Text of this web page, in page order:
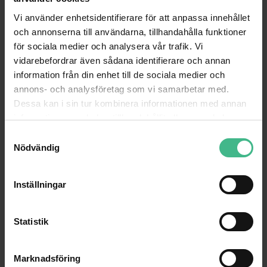
Vi använder enhetsidentifierare för att anpassa innehållet
och annonserna till användarna, tillhandahålla funktioner
för sociala medier och analysera vår trafik. Vi
vidarebefordrar även sådana identifierare och annan
information från din enhet till de sociala medier och
annons- och analysföretag som vi samarbetar med.
Dessa kan i sin tur kombinera informationen med annan
information som du har tillhandahållit eller som de har
Nödvändig
Inställningar
Statistik
Marknadsföring